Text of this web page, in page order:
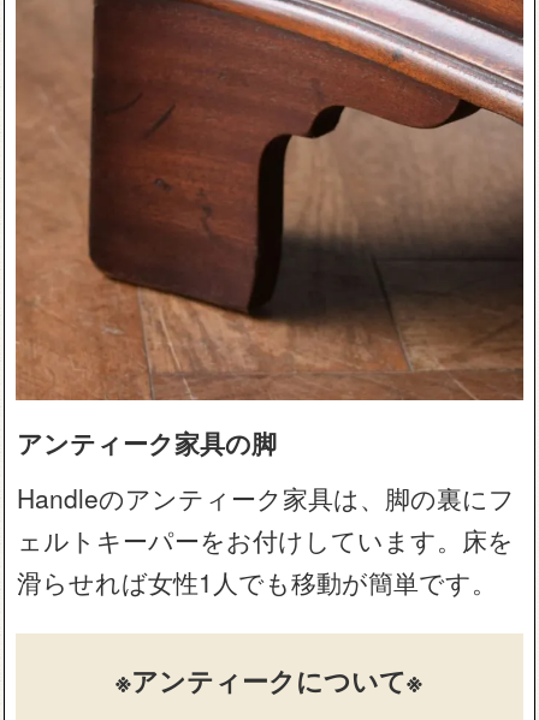
アンティーク家具の脚
Handleのアンティーク家具は、脚の裏にフ
ェルトキーパーをお付けしています。床を
滑らせれば女性1人でも移動が簡単です。
※アンティークについて※